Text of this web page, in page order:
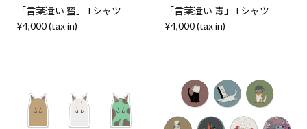
「言葉遣い 蜜」Tシャツ
¥4,000 (tax in)
「言葉遣い 毒」Tシャツ
¥4,000 (tax in)